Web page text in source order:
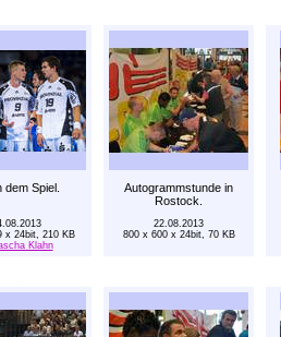
dem Spiel.
Autogrammstunde in
Rostock.
x 24bit, 210 KB
Klahn
22.08.2013
800 x 600 x 24bit, 70 KB